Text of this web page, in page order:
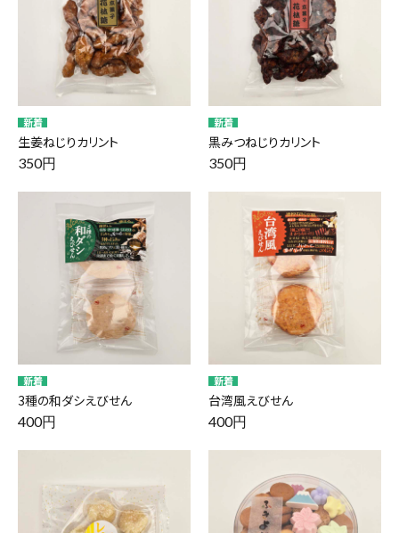
生姜ねじりカリント
350円
黒みつねじりカリント
350円
3種の和ダシえびせん
400円
台湾風えびせん
400円